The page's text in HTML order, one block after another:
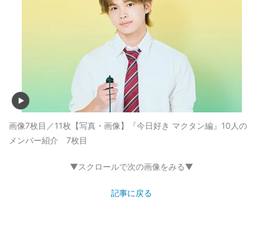
画像7枚目／11枚 【写真・画像】『今日好き マクタン編』10人の
メンバー紹介 7枚目
▼スクロールで次の画像をみる▼
記事に戻る